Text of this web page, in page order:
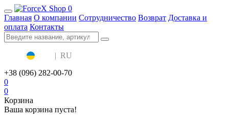
0
Главная О компании Сотрудничество Возврат Доставка и
оплата Контакты
| RU
+38 (096) 282-00-70
0
0
Корзина
Ваша корзина пуста!